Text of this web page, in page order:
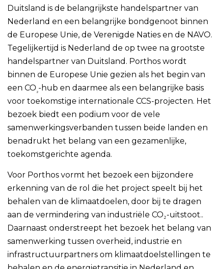
Duitsland is de belangrijkste handelspartner van
Nederland en een belangrijke bondgenoot binnen
de Europese Unie, de Verenigde Naties en de NAVO.
Tegelijkertijd is Nederland de op twee na grootste
handelspartner van Duitsland. Porthos wordt
binnen de Europese Unie gezien als het begin van
een CO₂-hub en daarmee als een belangrijke basis
voor toekomstige internationale CCS-projecten. Het
bezoek biedt een podium voor de vele
samenwerkingsverbanden tussen beide landen en
benadrukt het belang van een gezamenlijke,
toekomstgerichte agenda.
Voor Porthos vormt het bezoek een bijzondere
erkenning van de rol die het project speelt bij het
behalen van de klimaatdoelen, door bij te dragen
aan de vermindering van industriële CO₂-uitstoot..
Daarnaast onderstreept het bezoek het belang van
samenwerking tussen overheid, industrie en
infrastructuurpartners om klimaatdoelstellingen te